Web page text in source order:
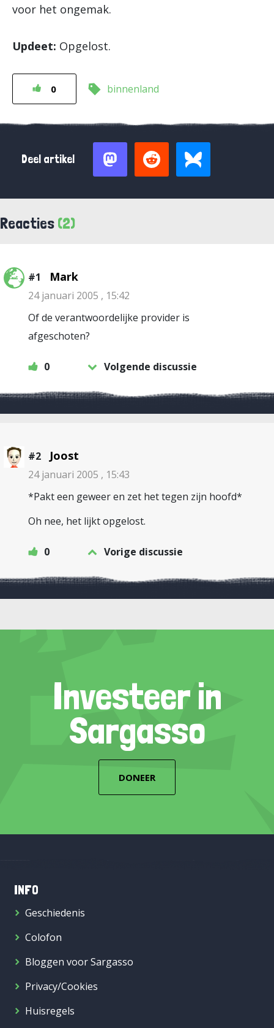
voor het ongemak.
Updeet: Opgelost.
0 binnenland
Deel artikel
Reacties (2)
#1 Mark
24 januari 2005 , 15:42
Of de verantwoordelijke provider is
afgeschoten?
0 Volgende discussie
#2 Joost
24 januari 2005 , 15:43
*Pakt een geweer en zet het tegen zijn hoofd*
Oh nee, het lijkt opgelost.
0 Vorige discussie
Investeer in
Sargasso
DONEER
INFO
Geschiedenis
Colofon
Bloggen voor Sargasso
Privacy/Cookies
Huisregels